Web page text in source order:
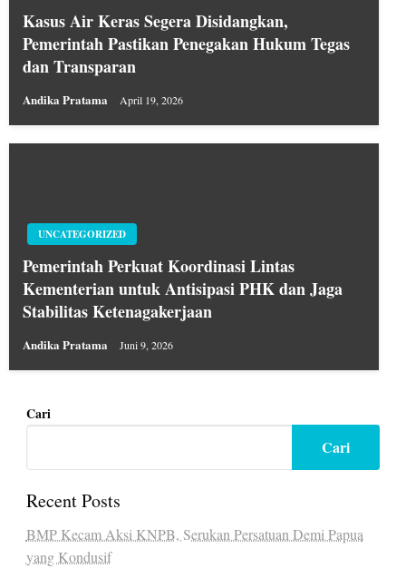
Kasus Air Keras Segera Disidangkan,
Pemerintah Pastikan Penegakan Hukum Tegas
dan Transparan
Andika Pratama April 19, 2026
UNCATEGORIZED
Pemerintah Perkuat Koordinasi Lintas
Kementerian untuk Antisipasi PHK dan Jaga
Stabilitas Ketenagakerjaan
Andika Pratama Juni 9, 2026
Cari
Cari
Recent Posts
BMP Kecam Aksi KNPB, Serukan Persatuan Demi Papua
yang Kondusif